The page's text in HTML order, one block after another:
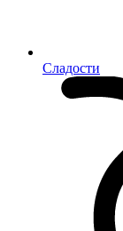
Сладости